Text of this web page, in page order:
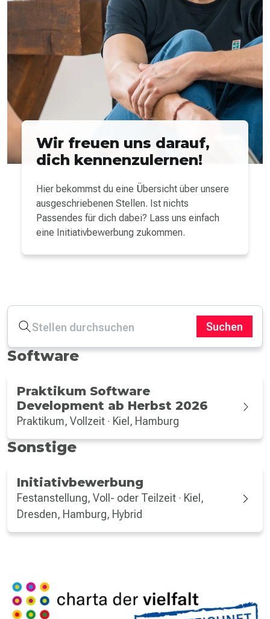
Wir freuen uns darauf,
dich kennenzulernen!
Hier bekommst du eine Übersicht über unsere
ausgeschriebenen Stellen. Ist nichts
Passendes für dich dabei? Lass uns einfach
eine Initiativ­bewerbung zukommen.
Suchen
Software
Praktikum Software
Development ab Herbst 2026
Praktikum, Vollzeit · Kiel, Hamburg
Sonstige
Initiativbewerbung
Festanstellung, Voll- oder Teilzeit · Kiel,
Dresden, Hamburg, Hybrid